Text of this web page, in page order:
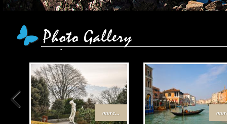
more...